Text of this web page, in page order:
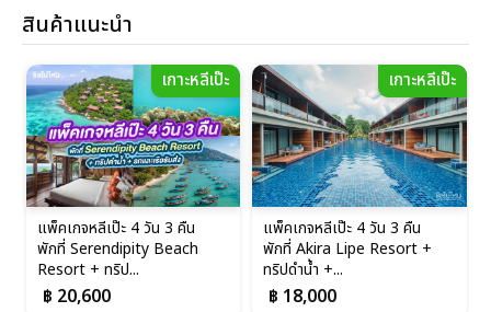
สินค้าแนะนำ
เกาะหลีเป๊ะ
แพ็คเกจหลีเป๊ะ 4 วัน 3 คืน
พักที่ Serendipity Beach
Resort + ทริป...
฿ 20,600
เกาะหลีเป๊ะ
แพ็คเกจหลีเป๊ะ 4 วัน 3 คืน
พักที่ Akira Lipe Resort +
ทริปดำน้ำ +...
฿ 18,000